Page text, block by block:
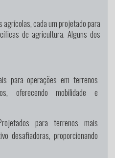
cada um projetado para
de agricultura. Alguns dos
para operações em terrenos
oferecendo mobilidade e
para terrenos mais
desafiadoras, proporcionando